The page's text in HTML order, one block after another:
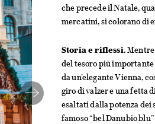
che precede il Natale,
mercatini, si colorano di
Storia e riflessi.Mentre
del tesoro più
da un’elegante Vienna,
giro di valzer e una fetta
esaltati dalla potenza dei
famoso “bel Danubio